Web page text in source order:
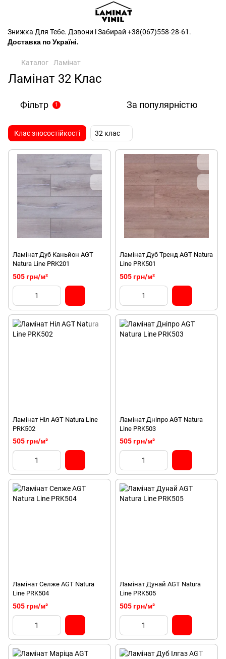
Знижка Для Тебе. Дзвони і Забирай +38(067)558-28-61 .
Доставка по Україні.
Каталог Ламінат
Ламінат 32 Клас
Фільтр 1 За популярністю
Клас зносостійкості 32 клас
Ламінат Дуб Каньйон AGT
Natura Line PRK201
505 грн/м²
Ламінат Дуб Тренд AGT Natura
Line PRK501
505 грн/м²
Ламінат Ніл AGT Natura Line
PRK502
505 грн/м²
Ламінат Дніпро AGT Natura
Line PRK503
505 грн/м²
Ламінат Селже AGT Natura
Line PRK504
505 грн/м²
Ламінат Дунай AGT Natura
Line PRK505
505 грн/м²